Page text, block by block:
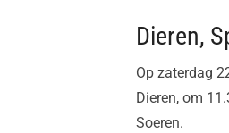
Dieren,
Op zaterdag
Dieren, om
Soeren.